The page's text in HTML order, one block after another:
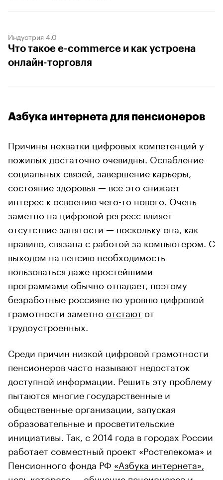
Индустрия 4.0
Что такое e-commerce и как устроена
онлайн-торговля
Азбука интернета для пенсионеров
Причины нехватки цифровых компетенций у
пожилых достаточно очевидны. Ослабление
социальных связей, завершение карьеры,
состояние здоровья — все это снижает
интерес к освоению чего-то нового. Очень
заметно на цифровой регресс влияет
отсутствие занятости — поскольку она, как
правило, связана с работой за компьютером. С
выходом на пенсию необходимость
пользоваться даже простейшими
программами обычно отпадает, поэтому
безработные россияне по уровню цифровой
грамотности заметно отстают от
трудоустроенных.
Среди причин низкой цифровой грамотности
пенсионеров часто называют недостаток
доступной информации. Решить эту проблему
пытаются многие государственные и
общественные организации, запуская
образовательные и просветительские
инициативы. Так, с 2014 года в городах России
работает совместный проект «Ростелекома» и
Пенсионного фонда РФ «Азбука интернета»,